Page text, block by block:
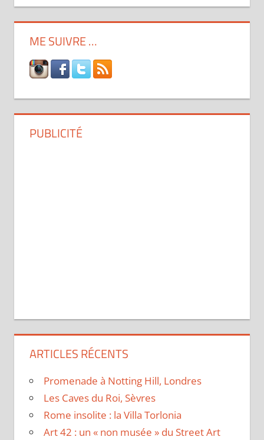
ME SUIVRE …
PUBLICITÉ
ARTICLES RÉCENTS
Promenade à Notting Hill, Londres
Les Caves du Roi, Sèvres
Rome insolite : la Villa Torlonia
Art 42 : un « non musée » du Street Art